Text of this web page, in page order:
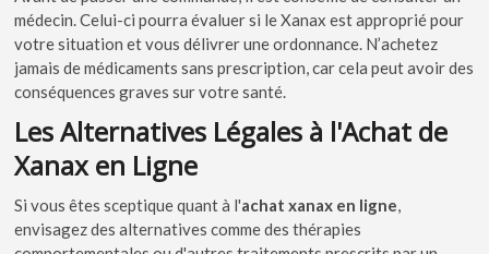
médecin. Celui-ci pourra évaluer si le Xanax est approprié pour
votre situation et vous délivrer une ordonnance. N’achetez
jamais de médicaments sans prescription, car cela peut avoir des
conséquences graves sur votre santé.
Les Alternatives Légales à l'Achat de
Xanax en Ligne
Si vous êtes sceptique quant à l'achat xanax en ligne
envisagez des alternatives comme des thérapies